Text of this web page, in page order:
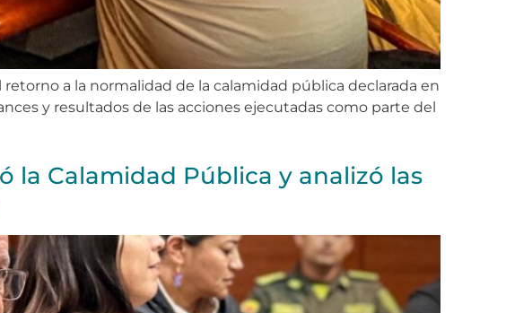
a la normalidad de la calamidad pública declarada en
y resultados de las acciones ejecutadas como parte del
la Calamidad Pública y analizó las